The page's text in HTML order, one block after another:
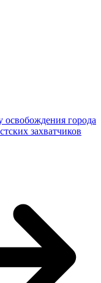
города
захватчиков